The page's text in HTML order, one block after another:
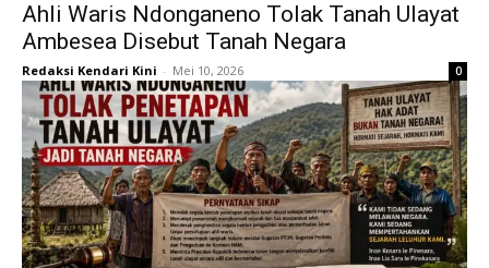
Ahli Waris Ndonganeno Tolak Tanah Ulayat
Ambesea Disebut Tanah Negara
Redaksi Kendari Kini - Mei 10, 2026 0